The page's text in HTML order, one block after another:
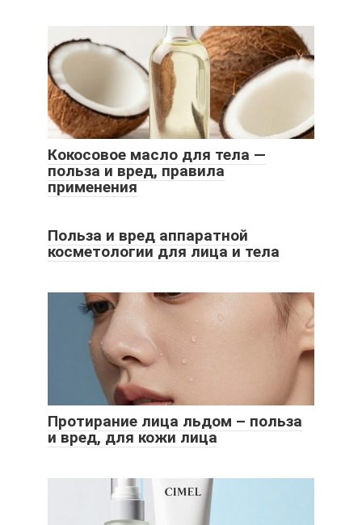
Кокосовое масло для тела —
польза и вред, правила
применения
Польза и вред аппаратной
косметологии для лица и тела
Протирание лица льдом – польза
и вред, для кожи лица